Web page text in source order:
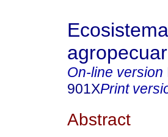
On-line version
901XPrint
Abstract